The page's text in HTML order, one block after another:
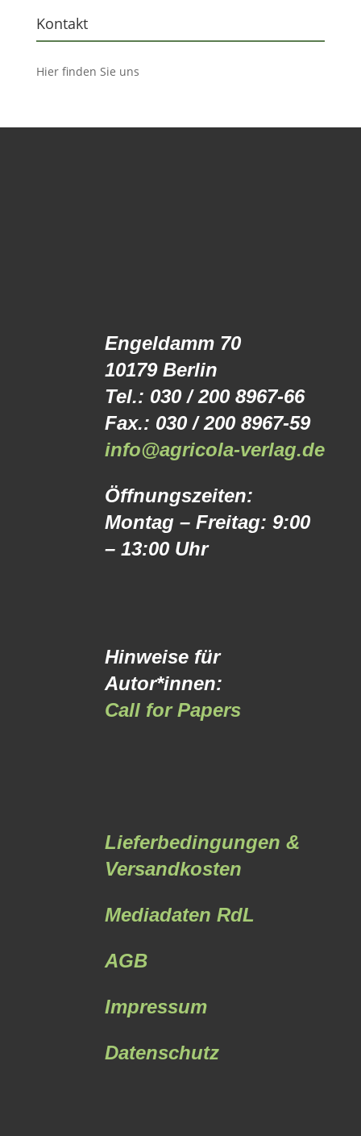
Kontakt
Hier finden Sie uns
Engeldamm 70
10179 Berlin
Tel.: 030 / 200 8967-66
Fax.: 030 / 200 8967-59
info@agricola-verlag.de
Öffnungszeiten:
Montag – Freitag: 9:00
– 13:00 Uhr
Hinweise für
Autor*innen:
Call for Papers
Lieferbedingungen &
Versandkosten
Mediadaten RdL
AGB
Impressum
Datenschutz